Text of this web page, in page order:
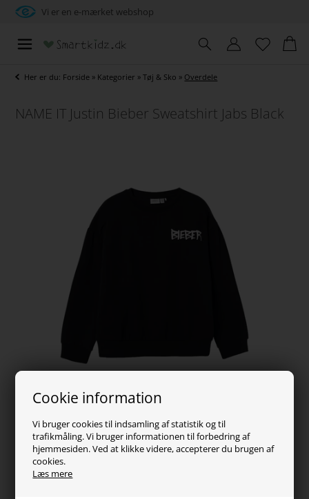
Cookie information
Vi bruger cookies til indsamling af statistik og til
trafikmåling. Vi bruger informationen til forbedring af
hjemmesiden. Ved at klikke videre, accepterer du brugen af
cookies.
Læs mere
Vi er en e-mærket webshop
Her er du: Forside » Kategorier »Tøj & Sko » Overdele
NAME IT Justin Bieber Sweatshirt Jabs Black
249,00